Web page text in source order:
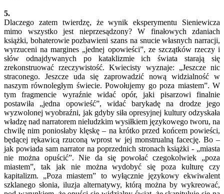
5.
Dlaczego zatem twierdzę, że wynik eksperymentu Sieniewicza
mimo wszystko jest nieprzesądzony? W finałowych zdaniach
książki, bohaterowie pozbawieni szans na snucie własnych narracji,
wyrzuceni na margines „jednej opowieści”, ze szczątków rzeczy i
słów odnajdywanych po kataklizmie ich świata starają się
zrekonstruować rzeczywistość. Kwiecisty wyznaje: „Jeszcze nic
straconego. Jeszcze uda się zaprowadzić nową widzialność w
naszym równoległym świecie. Powołujemy go poza miastem”. W
tym fragmencie wyraźnie widać opór, jaki pisarzowi finalnie
postawiła „jedna opowieść”, widać barykadę na drodze jego
wyzwolonej wyobraźni, jak gdyby siła opresyjnej kultury odzyskała
władzę nad narratorem nieludzkim wysiłkiem językowego tworu, na
chwilę nim poniosłaby klęskę – na krótko przed końcem powieści,
będącej rękawicą rzuconą wprost w jej monstrualną facecję. Bo –
jak powiada sam narrator na poprzednich stronach książki - „miasta
nie można opuścić”. Nie da się powołać czegokolwiek „poza
miastem”, tak jak nie można wydobyć się poza kulturę czy
kapitalizm. „Poza miastem” to wyłącznie językowy ekwiwalent
szklanego słonia, iluzja alternatywy, którą można by wykreować,